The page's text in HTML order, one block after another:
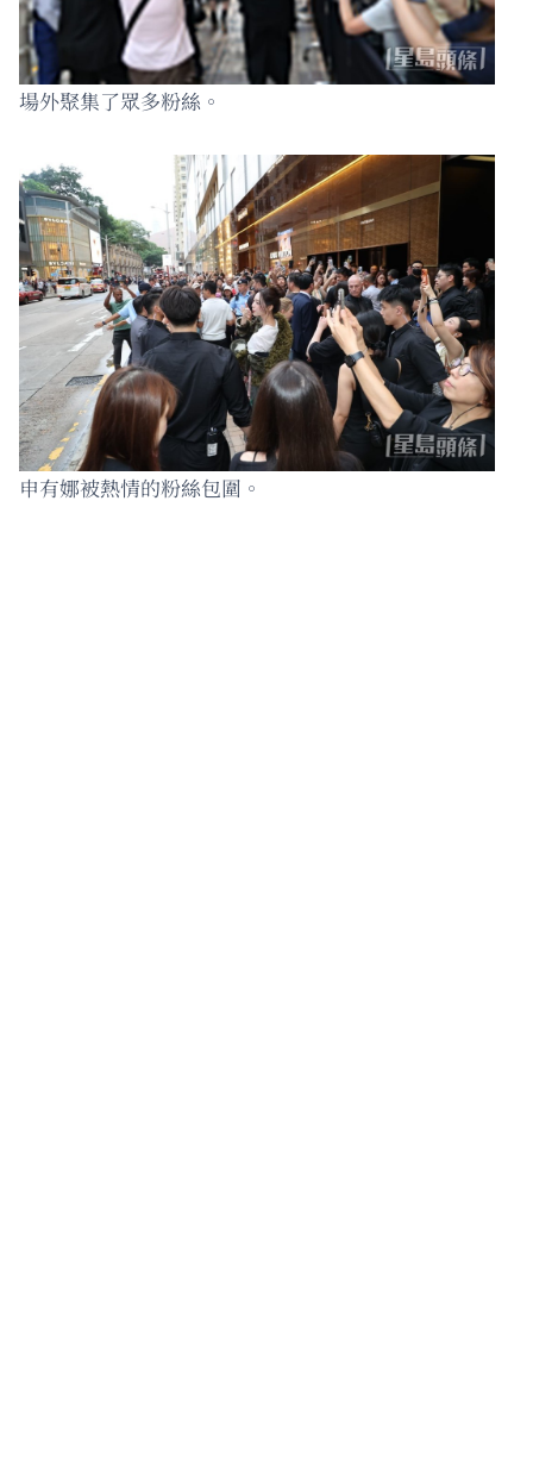
場外聚集了眾多粉絲。
申有娜被熱情的粉絲包圍。